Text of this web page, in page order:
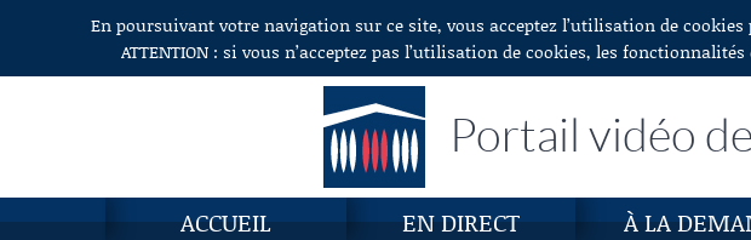
Aller au contenuEn poursuivant votre navigation sur ce site, vous acceptez l’utilisation de
ATTENTION : si vous n’acceptez pas l’utilisation de cookies, les
Portail vidéo
ACCUEIL EN DIRECT À LA